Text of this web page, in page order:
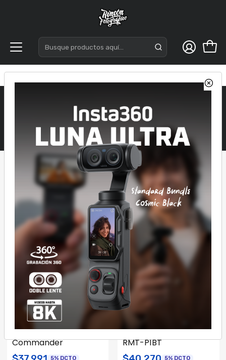
Inicio Accesorios Control Remoto
Control Remoto
1973661439782
Control Remoto JJC
$10.060
Transferencias
$10.589
Otros medios de pago
de$882 sin
interés.
Cantidad
Comprar ahora
1973661458483
Control Remoto JJC
MA-B
$10.060 5% DCTO
Transferencias
$10.589
Otros medios de pago
o 12xde $882sin
Cantidad
RMTDSLR2|SONY
Sony Wireless Remote
Commander
5% DCTO
Sony Control remoto
RMT-P1BT
5% DCTO